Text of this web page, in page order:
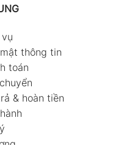
thông tin
toán
& hoàn tiền